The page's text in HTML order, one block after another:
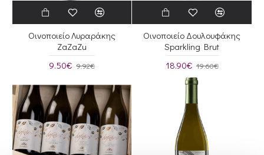
Οινοποιείο Λυραράκης
ZaZaZu
9.50€ 9.92€
Οινοποιείο Δουλουφάκης
Sparkling Brut
18.90€ 19.60€